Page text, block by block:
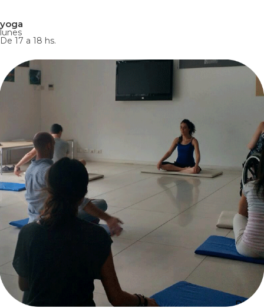
yoga
lunes
De 17 a 18 hs.